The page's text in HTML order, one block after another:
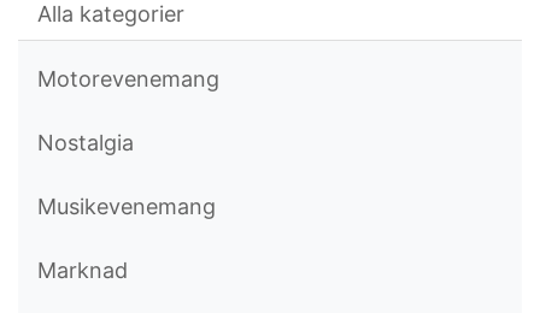
Alla kategorier
Motorevenemang
Nostalgia
Musikevenemang
Marknad